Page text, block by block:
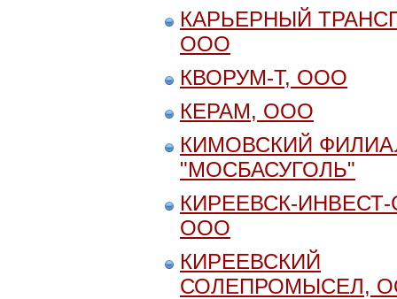
КАРЬЕРНЫЙ
ООО
КВОРУМ-Т, ООО
КЕРАМ, ООО
КИМОВСКИЙ
"МОСБАСУГОЛЬ"
КИРЕЕВСК-
ООО
КИРЕЕВСКИЙ
СОЛЕПРОМЫСЕЛ,